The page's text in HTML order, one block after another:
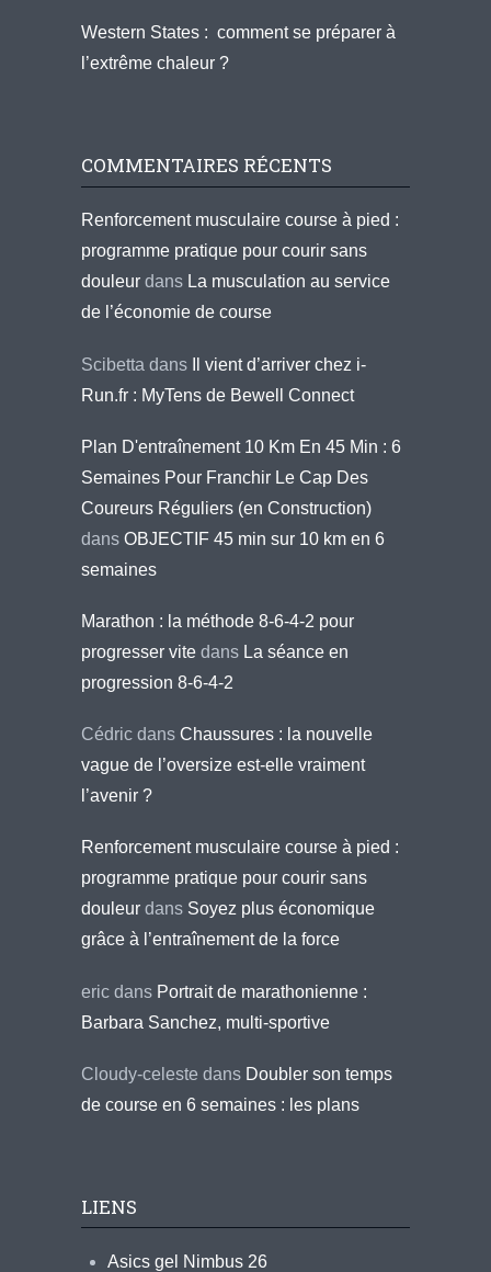
Western States : comment se préparer à
l’extrême chaleur ?
COMMENTAIRES RÉCENTS
Renforcement musculaire course à pied :
programme pratique pour courir sans
douleur dans La musculation au service
de l’économie de course
Scibetta dans
Il vient d’arriver chez i-
Run.fr : MyTens de Bewell Connect
Plan D'entraînement 10 Km En 45 Min : 6
Semaines Pour Franchir Le Cap Des
Coureurs Réguliers (en Construction)
dans OBJECTIF 45 min sur 10 km en 6
semaines
Marathon : la méthode 8-6-4-2 pour
progresser vite dans La séance en
progression 8-6-4-2
Cédric dans Chaussures : la nouvelle
vague de l’oversize est-elle vraiment
l’avenir ?
Renforcement musculaire course à pied :
programme pratique pour courir sans
douleur dans Soyez plus économique
grâce à l’entraînement de la force
eric dans Portrait de marathonienne :
Barbara Sanchez, multi-sportive
Cloudy-celeste dans Doubler son temps
de course en 6 semaines : les plans
LIENS
Asics gel Nimbus 26